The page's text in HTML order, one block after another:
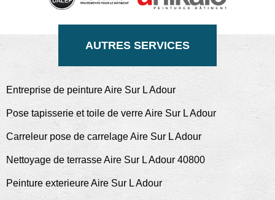
AUTRES SERVICES
Entreprise de peinture Aire Sur L Adour
Pose tapisserie et toile de verre Aire Sur L Adour
Carreleur pose de carrelage Aire Sur L Adour
Nettoyage de terrasse Aire Sur L Adour 40800
Peinture exterieure Aire Sur L Adour